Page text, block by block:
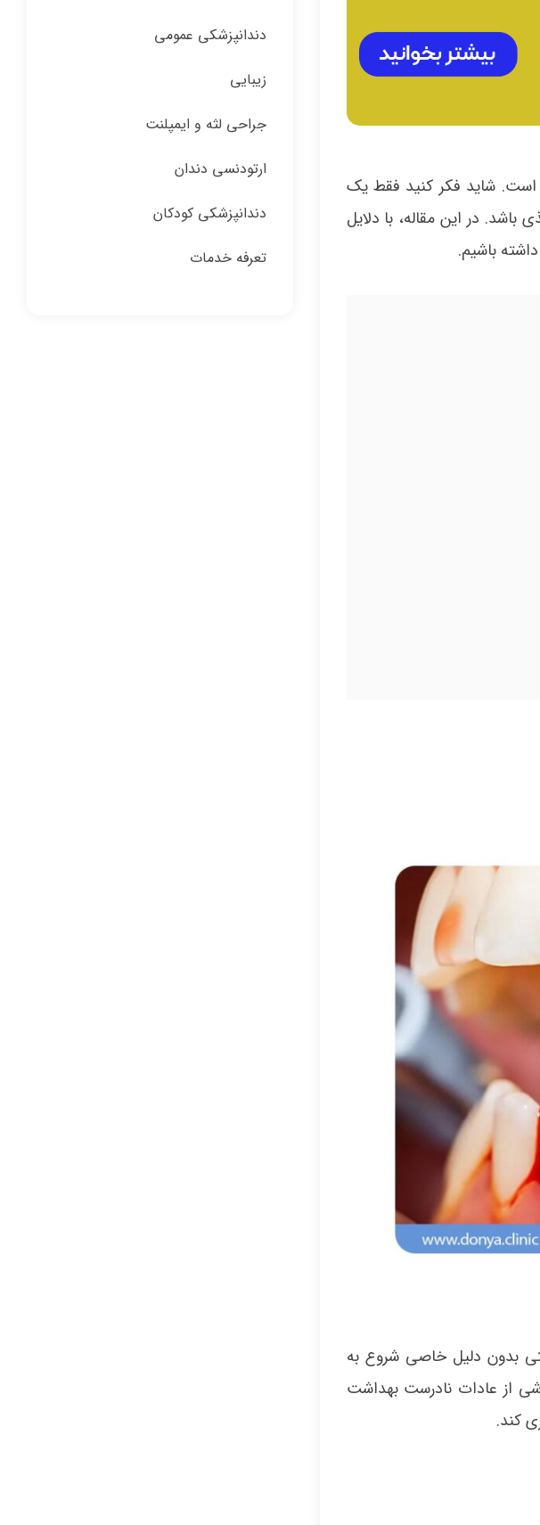
شاید فکر کنید فقط یک
در این مقاله، با دلایل
باشیم.
بدون دلیل خاصی شروع به
از عادات نادرست بهداشت
کند.
دندانپزشکی عمومی
زیبایی
جراحی لثه و ایمپلنت
ارتودنسی دندان
دندانپزشکی کودکان
تعرفه خدمات